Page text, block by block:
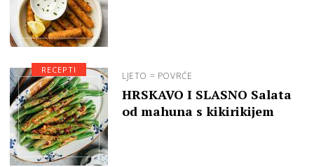
LJETO = POVRĆE
HRSKAVO I SLASNO Salata
od mahuna s kikirikijem
RECEPTI